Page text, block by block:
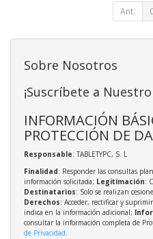
Ant.
Sobre Nosotros
¡Suscríbete a
INFORMACIÓN
PROTECCIÓN DE
Responsable: TABLETYPC, S. L
Finalidad: Responder las consultas
información solicitada; Legitimación:
Destinatarios: Solo se realizan
Derechos: Acceder, rectificar y
indica en la información adicional;
consultar la información completa de
de Privacidad.